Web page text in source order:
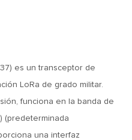
es un transceptor de
LoRa de grado militar.
funciona en la banda de
(predeterminada
una interfaz